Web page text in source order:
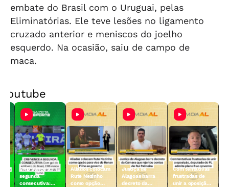
embate do Brasil com o Uruguai, pelas
Eliminatórias. Ele teve lesões no ligamento
cruzado anterior e meniscos do joelho
esquerdo. Na ocasião, saiu de campo de
maca.
CRB vence a
segunda
consecutiva:
Aliados colocam
Rute Nezinho
como opção
Justiça de
Alagoas barra
decreto da
Com tentativas
frustradas de
unir a oposição,